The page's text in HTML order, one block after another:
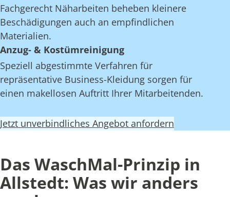
Fachgerecht Näharbeiten beheben kleinere
Beschädigungen auch an empfindlichen
Materialien.
Anzug- & Kostümreinigung
Speziell abgestimmte Verfahren für
repräsentative Business-Kleidung sorgen für
einen makellosen Auftritt Ihrer Mitarbeitenden.
Jetzt unverbindliches Angebot anfordern
Das WaschMal-Prinzip in
Allstedt: Was wir anders